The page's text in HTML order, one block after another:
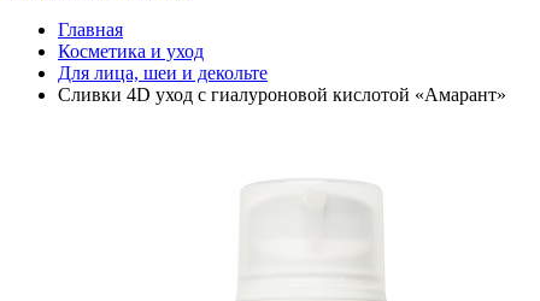
Главная
Косметика и уход
Для лица, шеи и декольте
Сливки 4D уход с гиалуроновой кислотой «Амарант»